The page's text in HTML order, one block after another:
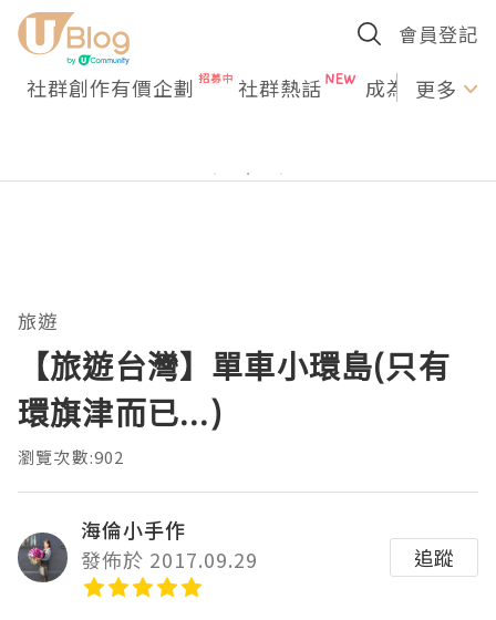
會員登記
社群創作有價企劃 社群熱話 成為U更多
旅遊
【旅遊台灣】單車小環島(只有
環旗津而已...)
瀏覽次數:902
海倫小手作
發佈於 2017.09.29
追蹤